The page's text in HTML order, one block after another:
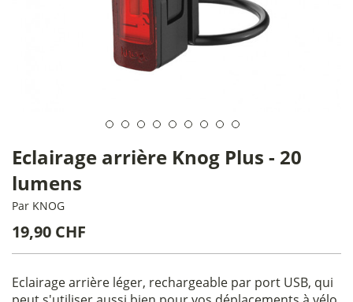
Eclairage arrière Knog Plus - 20
lumens
Par KNOG
19,90 CHF
Eclairage arrière léger, rechargeable par port USB, qui